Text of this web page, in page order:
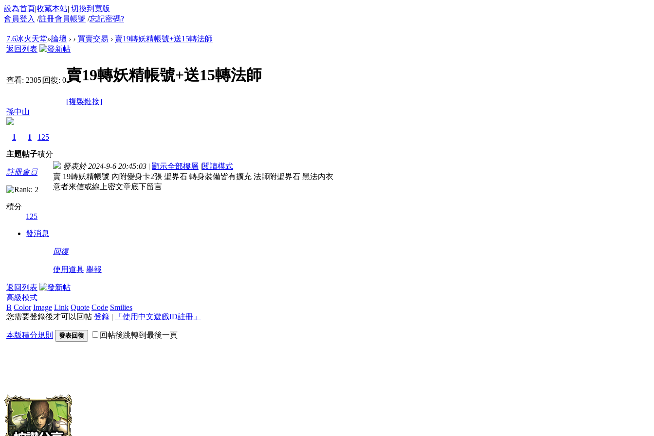
設為首頁|收藏本站| 切換到寬版
會員登入 /註冊會員帳號 /忘記密碼?
7.6冰火天堂»論壇 › › 買賣交易 › 賣19轉妖精帳號+送15轉法師
返回列表
查看: 2305|回復: 0賣19轉妖精帳號+送15轉法師
[複製鏈接]
孫中山
1
主題
1
帖子
125
積分
註冊會員
積分
125
發消息
發表於 2024-9-6 20:45:03 | 顯示全部樓層 |閱讀模式
賣 19轉妖精帳號 內附變身卡2張 聖界石 轉身裝備皆有擴充 法師附聖界石 黑法內衣
意者來信或線上密文章底下留言
回復
使用道具 舉報
返回列表
高級模式
B Color Image Link Quote Code Smilies
您需要登錄後才可以回帖 登錄 | 「使用中文遊戲ID註冊」
本版積分規則 發表回復 回帖後跳轉到最後一頁